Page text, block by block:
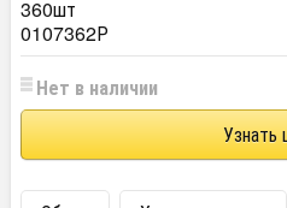
360шт
0107362Р
Нет в наличии
Узнать